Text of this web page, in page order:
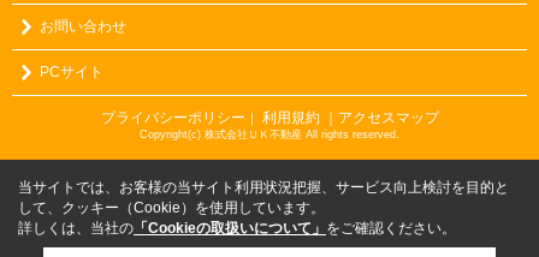
お問い合わせ
PCサイト
プライバシーポリシー 利用規約 ｜アクセスマップ
Copyright(c) 株式会社ＵＫ不動産 All rights reserved.
当サイトでは、お客様の当サイト利用状況把握、サービス向上検討を目的と
して、クッキー（Cookie）を使用しています。
詳しくは、当社の 「Cookieの取扱いについて」 をご確認ください。